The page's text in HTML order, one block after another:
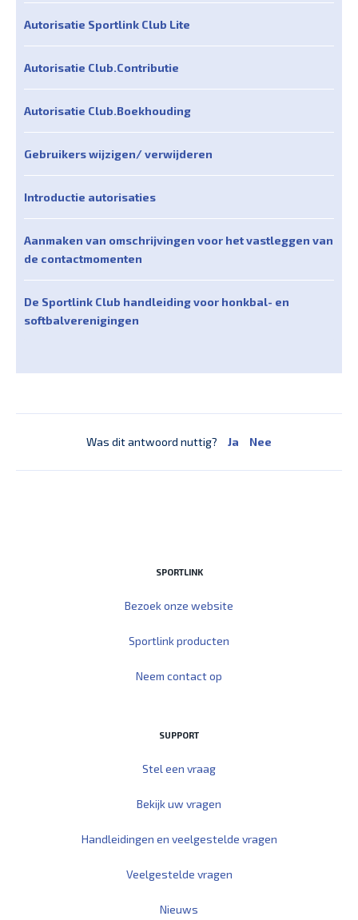
Autorisatie Sportlink Club Lite
Autorisatie Club.Contributie
Autorisatie Club.Boekhouding
Gebruikers wijzigen/ verwijderen
Introductie autorisaties
Aanmaken van omschrijvingen voor het vastleggen van
de contactmomenten
De Sportlink Club handleiding voor honkbal- en
softbalverenigingen
Was dit antwoord nuttig? Ja Nee
SPORTLINK
Bezoek onze website
Sportlink producten
Neem contact op
SUPPORT
Stel een vraag
Bekijk uw vragen
Handleidingen en veelgestelde vragen
Veelgestelde vragen
Nieuws